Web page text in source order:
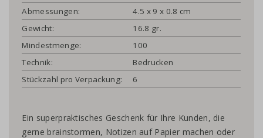
Abmessungen:
4.5 x 9 x 0.8 cm
Gewicht:
16.8 gr.
Mindestmenge:
100
Technik:
Bedrucken
Stückzahl pro Verpackung:
6
Ein superpraktisches Geschenk für Ihre Kunden, die
gerne brainstormen, Notizen auf Papier machen oder